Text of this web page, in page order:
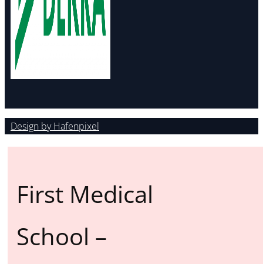
Design by Hafenpixel
First Medical
School –